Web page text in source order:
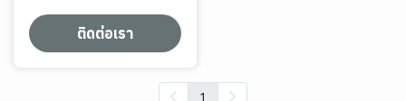
ติดต่อเรา
1